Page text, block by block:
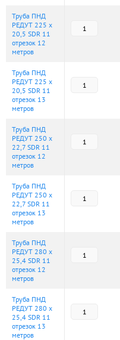
Труба ПНД
РЕДУТ 225 х
20,5 SDR 11
отрезок 12
метров
Труба ПНД
РЕДУТ 225 х
20,5 SDR 11
отрезок 13
метров
Труба ПНД
РЕДУТ 250 х
22,7 SDR 11
отрезок 12
метров
Труба ПНД
РЕДУТ 250 х
22,7 SDR 11
отрезок 13
метров
Труба ПНД
РЕДУТ 280 х
25,4 SDR 11
отрезок 12
метров
Труба ПНД
РЕДУТ 280 х
25,4 SDR 11
отрезок 13
метров